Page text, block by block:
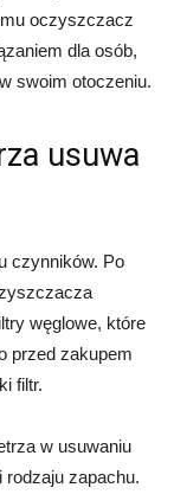
oczyszczacz
dla osób,
swoim otoczeniu.
usuwa
czynników. Po
węglowe, które
przed zakupem
filtr.
w usuwaniu
zapachu.